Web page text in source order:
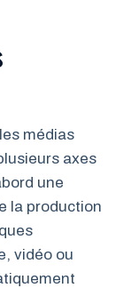
médias
axes
une
la production
vidéo ou